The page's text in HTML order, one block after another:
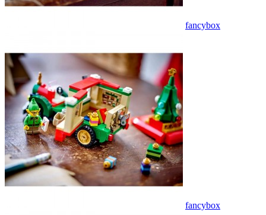
fancybox
fancybox